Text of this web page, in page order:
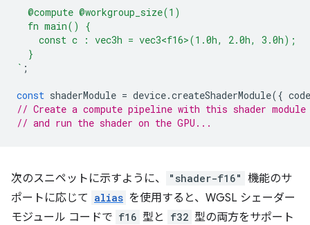
  @compute @workgroup_size(1)
  fn main() {
    const c : vec3h = vec3<f16>(1.0h, 2.0h, 3.0h);
  }
` ;
const shaderModule = device.createShaderModule({ code
// Create a compute pipeline with this shader module
// and run the shader on the GPU...
次のスニペットに示すように、 "shader-f16" 機能のサ
ポートに応じて alias を使用すると、WGSL シェーダー
モジュール コードで f16 型と f32 型の両方をサポート